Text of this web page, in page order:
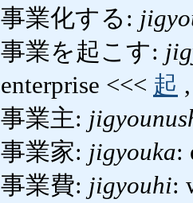
事業化する:
事業を起こす:
enterprise <<< 起
事業主:
事業家: jigyouka:
事業費: jigyouhi: